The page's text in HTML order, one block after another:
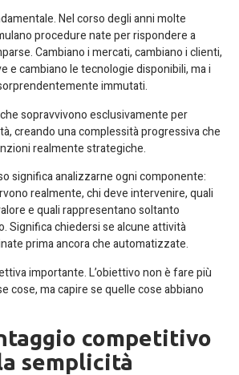
Nel corso degli anni molte
procedure nate per rispondere a
Cambiano i mercati, cambiano i clienti,
e cambiano le tecnologie disponibili, ma i
immutati.
sopravvivono esclusivamente per
creando una complessità progressiva che
realmente strategiche.
significa analizzarne ogni componente:
realmente, chi deve intervenire, quali
e quali rappresentano soltanto
Significa chiedersi se alcune attività
prima ancora che automatizzate.
importante. L’obiettivo non è fare più
cose, ma capire se quelle cose abbiano
competitivo
semplicità